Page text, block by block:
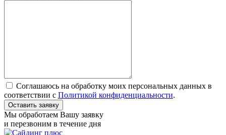
Соглашаюсь на обработку моих персональных данных в
соответствии с Политикой конфиденциальности.
Мы обработаем Вашу заявку
и перезвоним в течение дня